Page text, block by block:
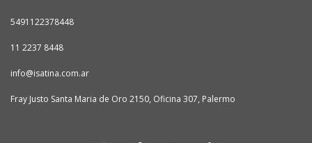
5491122378448
11 2237 8448
info@isatina.com.ar
Fray Justo Santa Maria de Oro 2150, Oficina 307, Palermo